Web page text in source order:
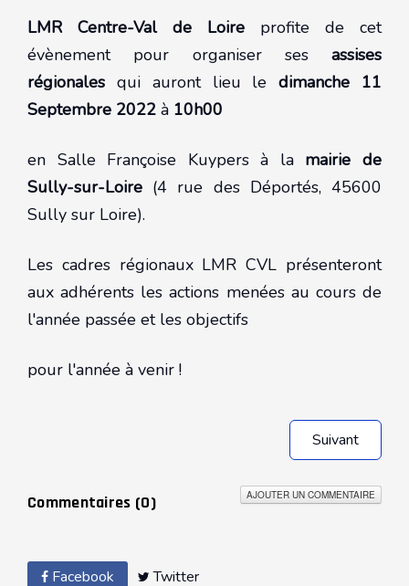
LMR Centre-Val de Loire profite de cet
évènement pour organiser sesassises
régionales qui auront lieu ledimanche 11
Septembre 2022 à 10h00
en Salle Françoise Kuypers à la mairie de
Sully-sur-Loire (4 rue des Déportés, 45600
Sully sur Loire).
Les cadres régionaux LMR CVL présenteront
aux adhérents les actions menées au cours de
l'année passée et les objectifs
pour l'année à venir !
Suivant
Commentaires (0) AJOUTER UN COMMENTAIRE
Facebook Twitter